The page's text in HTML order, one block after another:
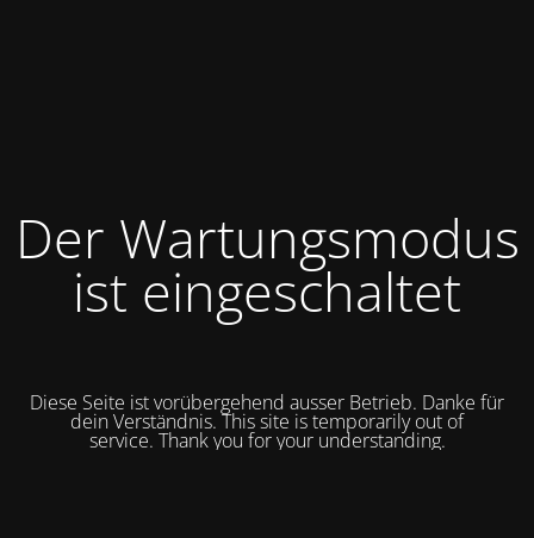
Der Wartungsmodus
ist eingeschaltet
Diese Seite ist vorübergehend ausser Betrieb. Danke für
dein Verständnis. This site is temporarily out of
service. Thank you for your understanding.